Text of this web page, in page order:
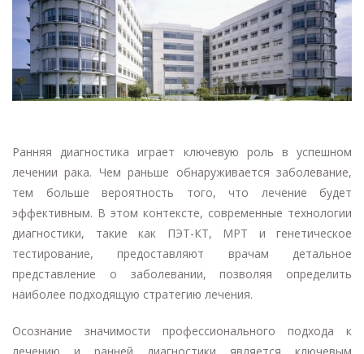
Ранняя диагностика играет ключевую роль в успешном
лечении рака. Чем раньше обнаруживается заболевание,
тем больше вероятность того, что лечение будет
эффективным. В этом контексте, современные технологии
диагностики, такие как ПЭТ-КТ, МРТ и генетическое
тестирование, предоставляют врачам детальное
представление о заболевании, позволяя определить
наиболее подходящую стратегию лечения.
Осознание значимости профессионального подхода к